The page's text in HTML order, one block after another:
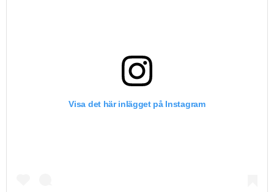
Visa det här inlägget på Instagram